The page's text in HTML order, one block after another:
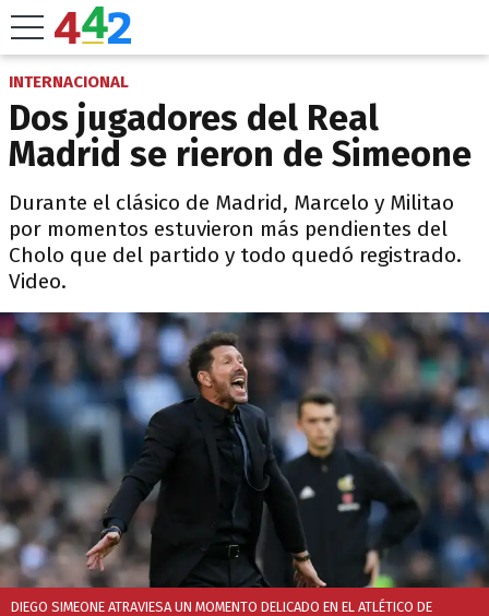
INTERNACIONAL
Dos jugadores del Real
Madrid se rieron de Simeone
Durante el clásico de Madrid, Marcelo y Militao
por momentos estuvieron más pendientes del
Cholo que del partido y todo quedó registrado.
Video.
DIEGO SIMEONE ATRAVIESA UN MOMENTO DELICADO EN EL ATLÉTICO DE